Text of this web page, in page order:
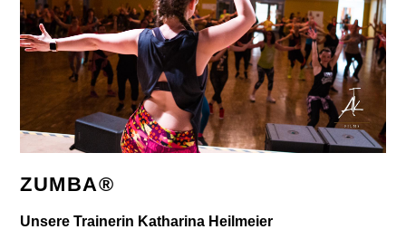
ZUMBA®
Unsere Trainerin Katharina Heilmeier